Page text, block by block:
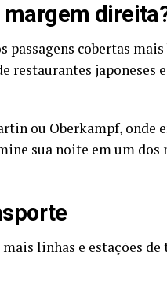
cobertas
restaurantes japoneses
ou Oberkampf, onde
sua noite em um dos
linhas e estações